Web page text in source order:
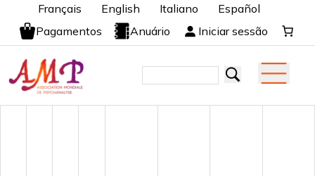
Français English Italiano
Español
Pagamentos
Anuário Iniciar sessão